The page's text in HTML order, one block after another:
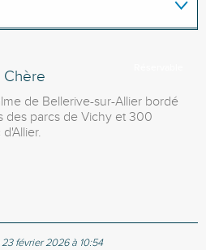
Chère
de Bellerive-sur-Allier bordé
des parcs de Vichy et 300
février 2026 à 10:54